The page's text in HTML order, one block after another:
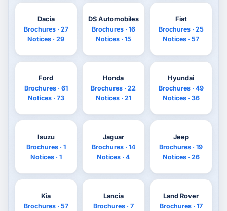
Dacia
Brochures · 27
Notices · 29
DS Automobiles
Brochures · 16
Notices · 15
Fiat
Brochures · 25
Notices · 57
Ford
Brochures · 61
Notices · 73
Honda
Brochures · 22
Notices · 21
Hyundai
Brochures · 49
Notices · 36
Isuzu
Brochures · 1
Notices · 1
Jaguar
Brochures · 14
Notices · 4
Jeep
Brochures · 19
Notices · 26
Kia
Brochures · 57
Lancia
Brochures · 7
Land Rover
Brochures · 17